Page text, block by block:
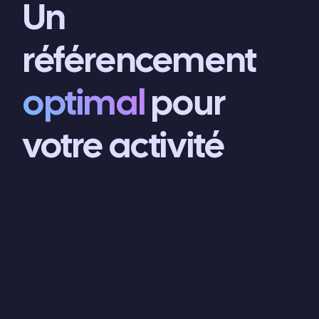
Un
référencement
optimalpour
votre activité